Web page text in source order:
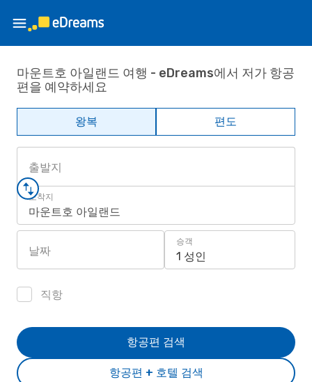
마운트호 아일랜드 여행 - eDreams에서 저가 항공
편을 예약하세요
왕복 편도
출발지
도착지
마운트호 아일랜드
날짜
승객
1 성인
직항
항공편 + 호텔 검색
항공편 검색